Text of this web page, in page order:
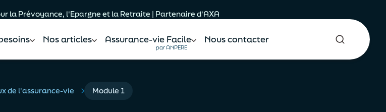
la Prévoyance, l'Epargne et la Retraite | Partenaire d'AXA
Nos articles Assurance-vie Facile
par ANPERE
Nous contacter
de l'assurance-vie
Module 1